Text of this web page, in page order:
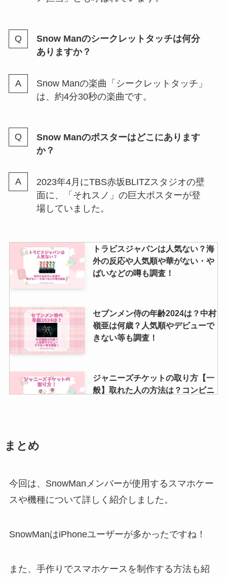
番組が見れるのかも調査！
初期メンの色や黄色ピンク赤は
誰？決め方も紹介
担降りしたらグッズはどうする？
Snow Manのシークレットタッチは何分
ありますか？
Snow Manの楽曲「シークレットタッチ」
は、約4分30秒の楽曲です。
Snow Manのポスターはどこにあります
か？
2023年4月にTBS赤坂BLITZスタジオの壁
面に、「それスノ」の巨大ポスターが登
場していました。
トラビスジャパンは人気ない？海
外の反応や人気順や華がない・や
ばいなどの噂も調査！
セブンメン侍の年齢2024は？中村
嶺亜は何歳？人気順やデビューで
きない等も調査！
ジャニーズチケットの取り方【一
般】取れた人の方法は？コンビニ
ジャニーズの銀テープは売れる？
方法はあるの？
キスマイのファンクラブの人数
まとめ
今回は、SnowManメンバーが使用するスマホケー
スや機種について詳しく紹介しました。
SnowManはiPhoneユーザーが多かったですね！
また、手作りでスマホケースを制作する方法も紹